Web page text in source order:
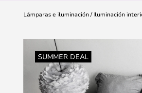
Lámparas e iluminación Iluminación
SUMMER DEAL